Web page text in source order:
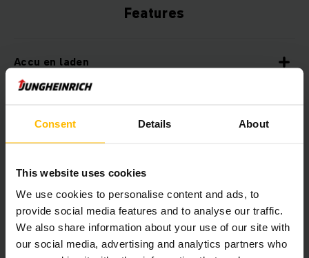
Consent Details About
This website uses cookies
We use cookies to personalise content and ads, to
provide social media features and to analyse our traffic.
We also share information about your use of our site with
our social media, advertising and analytics partners who
Features
Accu en laden
geen gasvorming plaatsvindt.
Stabiel en robuust